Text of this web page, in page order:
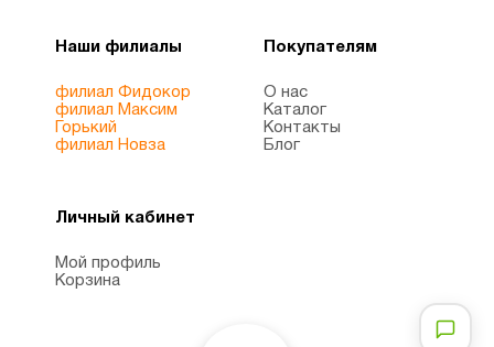
Наши филиалы
филиал Фидокор
филиал Максим
Горький
филиал Новза
Покупателям
О нас
Каталог
Контакты
Блог
Личный кабинет
Мой профиль
Корзина